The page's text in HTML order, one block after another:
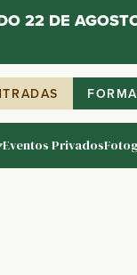
Eventos Privados
22 DE